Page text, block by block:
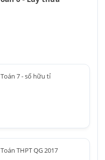
Toán 7 - số hữu tỉ
Toán THPT QG 2017